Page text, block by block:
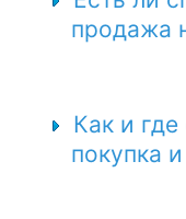
продажа
Как и
покупка